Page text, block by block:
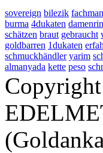
sovereign bilezik
burma 4dukaten
schätzen braut gebraucht
goldbarren 1dukaten
schmuckhändler yarim
almanyada kette peso